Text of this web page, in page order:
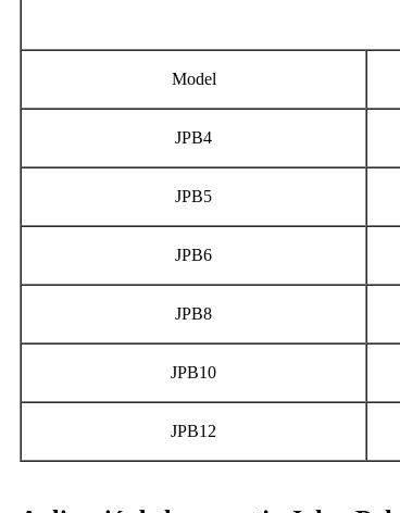
Model
JPB4
JPB5
JPB6
JPB8
JPB10
JPB12